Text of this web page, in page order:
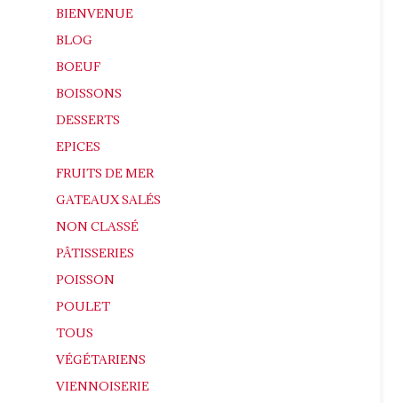
BIENVENUE
BLOG
BOEUF
BOISSONS
DESSERTS
EPICES
FRUITS DE MER
GATEAUX SALÉS
NON CLASSÉ
PÂTISSERIES
POISSON
POULET
TOUS
VÉGÉTARIENS
VIENNOISERIE